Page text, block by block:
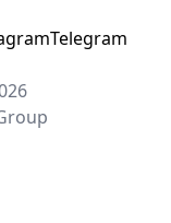
Telegram